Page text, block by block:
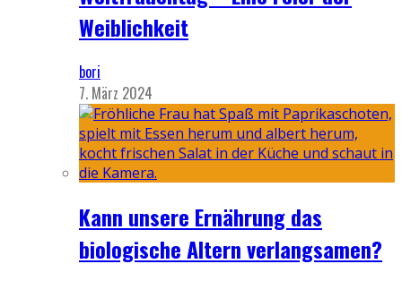
Weiblichkeit
bori
7. März 2024
Kann unsere Ernährung das
biologische Altern verlangsamen?